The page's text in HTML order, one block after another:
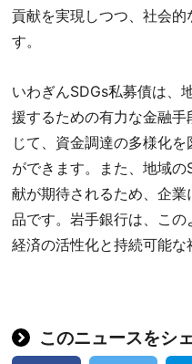
貢献を実現しつつ、社会
す。
いわぎんSDGs私募債は、
援するための有力な金融
じて、資金調達の多様化
ができます。また、地域
献が期待されるため、企
品です。岩手銀行は、こ
経済の活性化と持続可能
このニュースをシ